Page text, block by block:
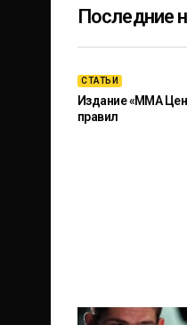
Последние
СТАТЬИ
Издание «ММА
правил